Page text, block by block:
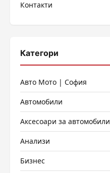
Контакти
Категори
Авто Мото | София
Автомобили
Аксесоари за автомобили
Анализи
Бизнес